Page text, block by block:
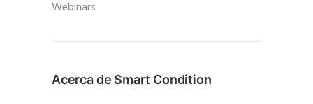
Webinars
Acerca de Smart Condition